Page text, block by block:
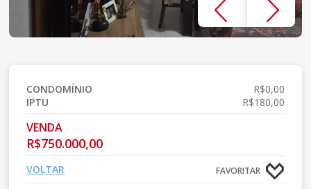
CONDOMÍNIO
R$0,00
IPTU
R$180,00
VENDA
R$750.000,00
FAVORITAR
VOLTAR